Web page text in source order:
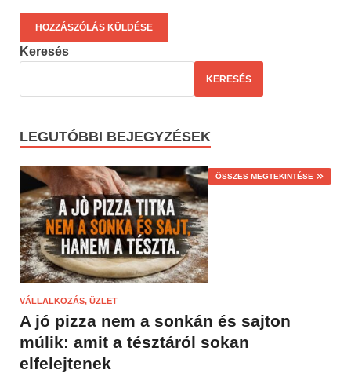
Keresés
KERESÉS
LEGUTÓBBI BEJEGYZÉSEK
ÖSSZES MEGTEKINTÉSE
VÁLLALKOZÁS, ÜZLET
A jó pizza nem a sonkán és sajton
múlik: amit a tésztáról sokan
elfelejtenek